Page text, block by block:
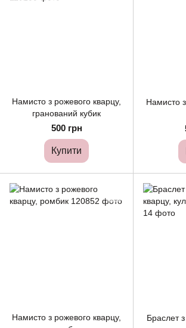
Намисто з рожевого кварцу,
гранований кубик
500 грн
Купити
Намисто
Намисто з рожевого кварцу,
Браслет